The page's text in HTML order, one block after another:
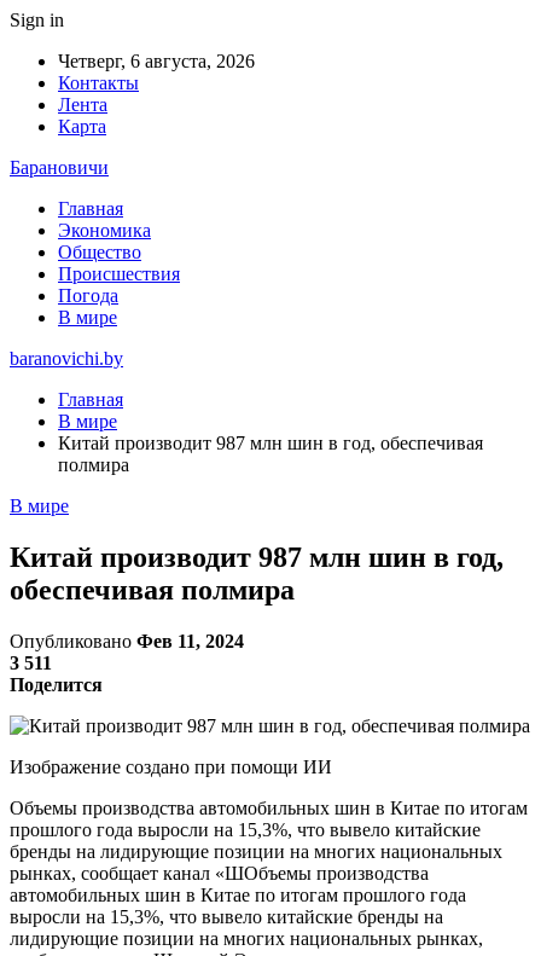
Sign in
Четверг, 6 августа, 2026
Контакты
Лента
Карта
Барановичи
Главная
Экономика
Общество
Происшествия
Погода
В мире
baranovichi.by
Главная
В мире
Китай производит 987 млн шин в год, обеспечивая
полмира
В мире
Китай производит 987 млн шин в год,
обеспечивая полмира
Опубликовано Фев 11, 2024
3 511
Поделится
Изображение создано при помощи ИИ
Объемы производства автомобильных шин в Китае по итогам
прошлого года выросли на 15,3%, что вывело китайские
бренды на лидирующие позиции на многих национальных
рынках, сообщает канал «ШОбъемы производства
автомобильных шин в Китае по итогам прошлого года
выросли на 15,3%, что вывело китайские бренды на
лидирующие позиции на многих национальных рынках,